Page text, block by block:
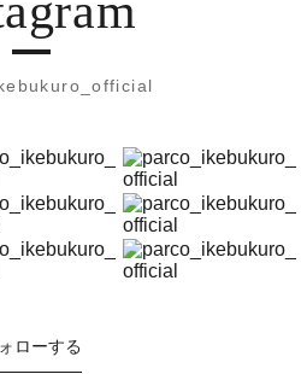
ローする